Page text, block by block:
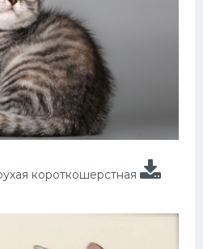
короткошерстная